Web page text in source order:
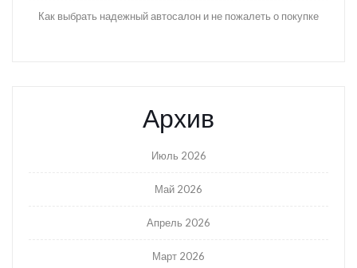
Как выбрать надежный автосалон и не пожалеть о покупке
Архив
Июль 2026
Май 2026
Апрель 2026
Март 2026